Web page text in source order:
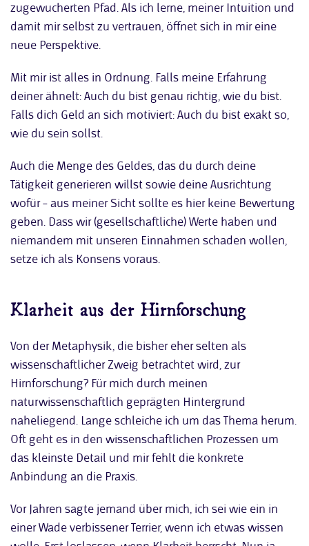
zugewucherten Pfad. Als ich lerne, meiner Intuition und
damit mir selbst zu vertrauen, öffnet sich in mir eine
neue Perspektive.
Mit mir ist alles in Ordnung. Falls meine Erfahrung
deiner ähnelt: Auch du bist genau richtig, wie du bist.
Falls dich Geld an sich motiviert: Auch du bist exakt so,
wie du sein sollst.
Auch die Menge des Geldes, das du durch deine
Tätigkeit generieren willst sowie deine Ausrichtung
wofür – aus meiner Sicht sollte es hier keine Bewertung
geben. Dass wir (gesellschaftliche) Werte haben und
niemandem mit unseren Einnahmen schaden wollen,
setze ich als Konsens voraus.
Klarheit aus der Hirnforschung
Von der Metaphysik, die bisher eher selten als
wissenschaftlicher Zweig betrachtet wird, zur
Hirnforschung? Für mich durch meinen
naturwissenschaftlich geprägten Hintergrund
naheliegend. Lange schleiche ich um das Thema herum.
Oft geht es in den wissenschaftlichen Prozessen um
das kleinste Detail und mir fehlt die konkrete
Anbindung an die Praxis.
Vor Jahren sagte jemand über mich, ich sei wie ein in
einer Wade verbissener Terrier, wenn ich etwas wissen